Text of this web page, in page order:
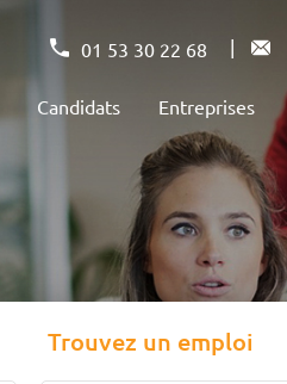
01 53 30 22 68
Candidats Entreprises
Trouvez un emploi